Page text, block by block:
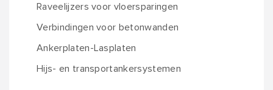
Raveelijzers voor vloersparingen
Verbindingen voor betonwanden
Ankerplaten-Lasplaten
Hijs- en transportankersystemen